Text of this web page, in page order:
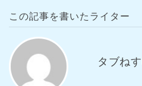
この記事を書いたライター
タブね